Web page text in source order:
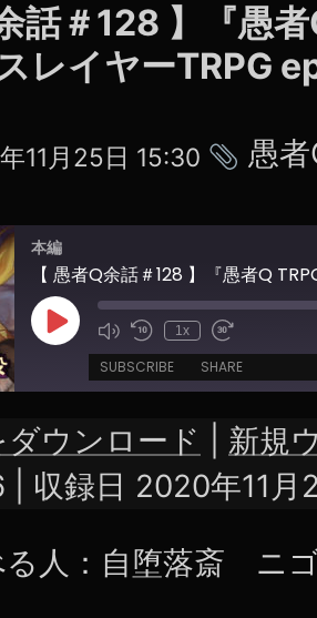
話＃128 】『愚
レイヤーTRPG
11月25日 15:30
タ
愚
本編
Play
Episode
1x
SUBSCRIBE SHARE
ウンロード
新規
収録日 2020年11月
る人：自堕落斎